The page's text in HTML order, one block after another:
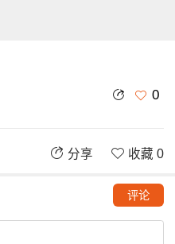
0
分享 收藏 0
评论